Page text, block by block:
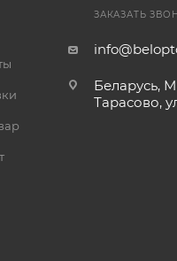
ЗАКАЗАТЬ
Беларусь,
Тарасово,